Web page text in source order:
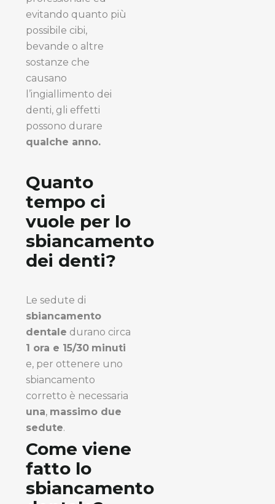
evitando quanto più
possibile cibi,
bevande o altre
sostanze che
causano
l’ingiallimento dei
denti, gli effetti
possono durare
qualche anno.
Quanto
tempo ci
vuole per lo
sbiancamento
dei denti?
Le sedute di
sbiancamento
dentale durano circa
1 ora e 15/30 minuti
e, per ottenere uno
sbiancamento
corretto è necessaria
una, massimo due
sedute.
Come viene
fatto lo
sbiancamento